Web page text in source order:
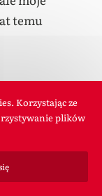
temu
z
Korzystając ze
plików